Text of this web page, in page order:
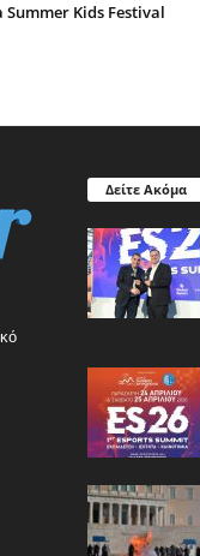
Summer Kids Festival
Δείτε Ακόμα